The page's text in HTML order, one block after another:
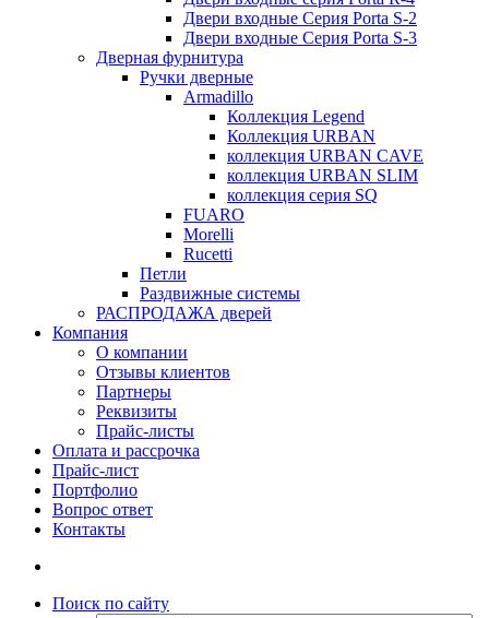
Двери входные Серия Porta S-2
Двери входные Серия Porta S-3
Дверная фурнитура
Ручки дверные
Armadillo
Коллекция Legend
Коллекция URBAN
коллекция URBAN CAVE
коллекция URBAN SLIM
коллекция серия SQ
FUARO
Morelli
Rucetti
Петли
Раздвижные системы
РАСПРОДАЖА дверей
Компания
О компании
Отзывы клиентов
Партнеры
Реквизиты
Прайс-листы
Оплата и рассрочка
Прайс-лист
Портфолио
Вопрос ответ
Контакты
Поиск по сайту